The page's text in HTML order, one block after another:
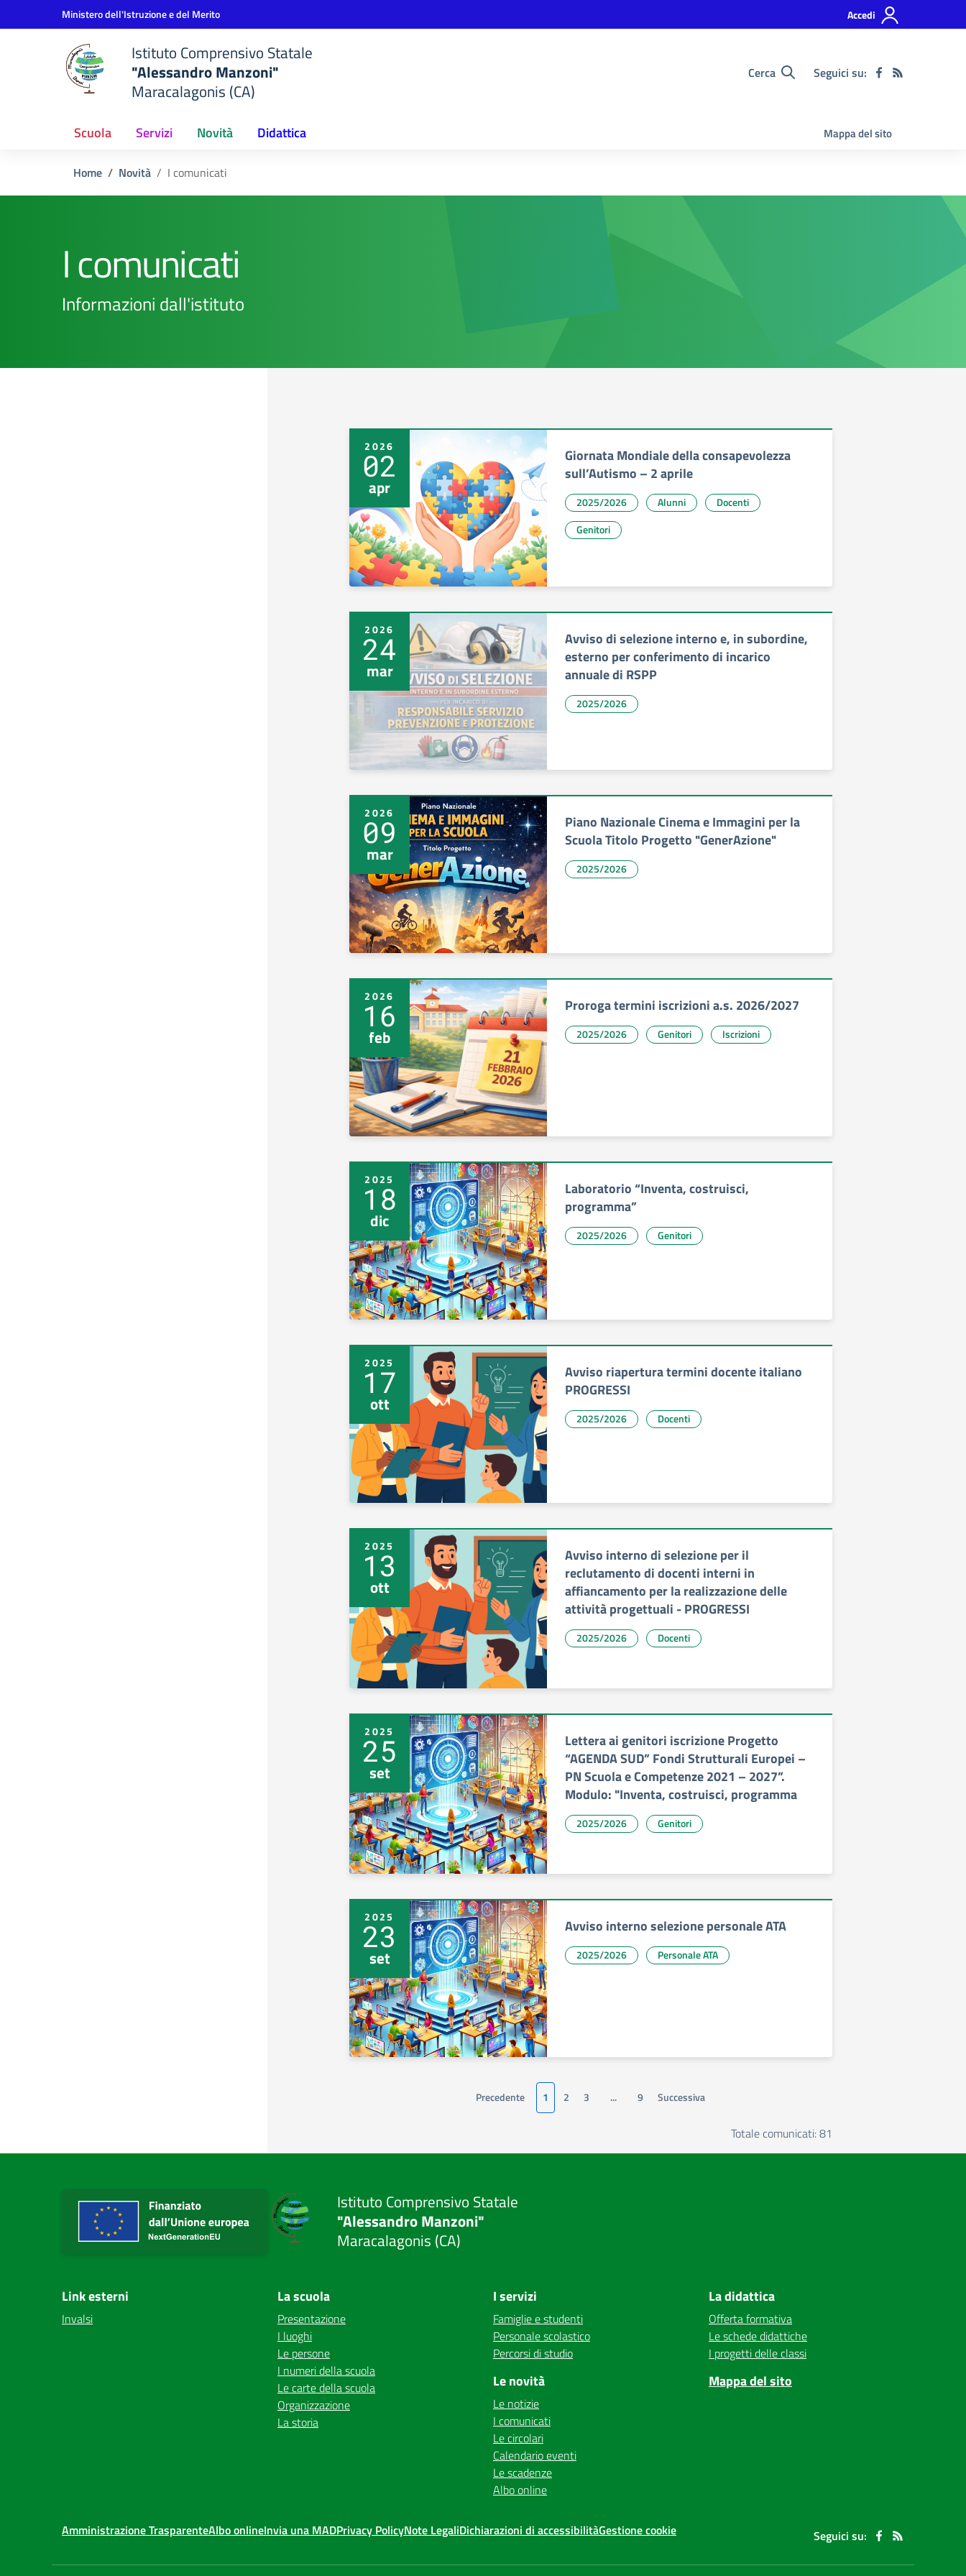
Vai ai contenuti
Vai al menu di navigazioneMinistero dell'Istruzione e del Merito Accedi
Istituto Comprensivo Statale
"Alessandro Manzoni"
Maracalagonis (CA)
Cerca Seguici su:
Scuola Servizi Novità Didattica Mappa del sito
Home Novità I comunicati
I comunicati
Informazioni dall'istituto
2026
02
apr
Giornata Mondiale della consapevolezza
sull’Autismo – 2 aprile
2025/2026 Alunni
Docenti
Genitori
2026
24
mar
Avviso di selezione interno e, in subordine,
esterno per conferimento di incarico
annuale di RSPP
2025/2026
2026
09
mar
Piano Nazionale Cinema e Immagini per la
Scuola Titolo Progetto "GenerAzione"
2025/2026
2026
16
feb
Proroga termini iscrizioni a.s. 2026/2027
2025/2026 Genitori Iscrizioni
2025
18
dic
Laboratorio “Inventa, costruisci,
programma”
2025/2026 Genitori
2025
17
ott
Avviso riapertura termini docente italiano
PROGRESSI
2025/2026 Docenti
2025
13
ott
Avviso interno di selezione per il
reclutamento di docenti interni in
affiancamento per la realizzazione delle
attività progettuali - PROGRESSI
2025/2026 Docenti
2025
25
set
Lettera ai genitori iscrizione Progetto
“AGENDA SUD” Fondi Strutturali Europei –
PN Scuola e Competenze 2021 – 2027”.
Modulo: "Inventa, costruisci, programma
2025/2026 Genitori
2025
23
set
Avviso interno selezione personale ATA
2025/2026 Personale ATA
Precedente 1 2 3 ... 9 Successiva
Totale comunicati: 81
Istituto Comprensivo Statale
"Alessandro Manzoni"
Maracalagonis (CA)
Link esterni
Invalsi
La scuola
Presentazione
I luoghi
Le persone
I numeri della scuola
Le carte della scuola
Organizzazione
La storia
I servizi
Famiglie e studenti
Personale scolastico
Percorsi di studio
Le novità
Le notizie
I comunicati
Le circolari
Calendario eventi
Le scadenze
Albo online
La didattica
Offerta formativa
Le schede didattiche
I progetti delle classi
Mappa del sito
Amministrazione TrasparenteAlbo onlineInvia una MADPrivacy PolicyNote LegaliDichiarazioni di accessibilitàGestione cookie Seguici su: